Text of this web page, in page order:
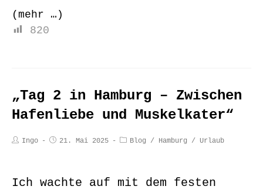
(mehr …)
820
„Tag 2 in Hamburg – Zwischen
Hafenliebe und Muskelkater“
Ingo 21. Mai 2025 Blog / Hamburg / Urlaub
Ich wachte auf mit dem festen